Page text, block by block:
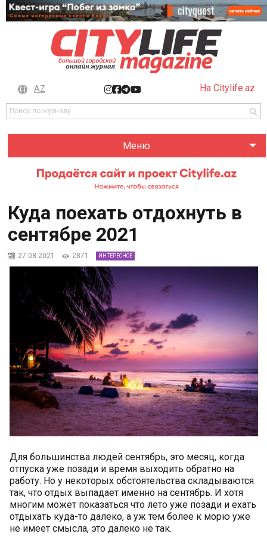
AZ На Citylife.az
Меню
Куда поехать отдохнуть в
сентябре 2021
27.08.2021 2871 ИНТЕРЕСНОЕ
Для большинства людей сентябрь, это месяц, когда
отпуска уже позади и время выходить обратно на
работу. Но у некоторых обстоятельства складываются
так, что отдых выпадает именно на сентябрь. И хотя
многим может показаться что лето уже позади и ехать
отдыхать куда-то далеко, а уж тем более к морю уже
не имеет смысла, это далеко не так.